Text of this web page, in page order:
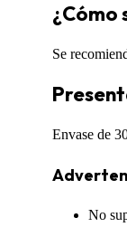
¿Cómo
Se
Envase de
No